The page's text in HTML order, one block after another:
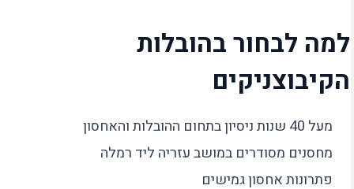
למה לבחור בהובלות
הקיבוצניקים
מעל 40 שנות ניסיון בתחום ההובלות והאחסון
מחסנים מסודרים במושב עזריה ליד רמלה
פתרונות אחסון גמישים